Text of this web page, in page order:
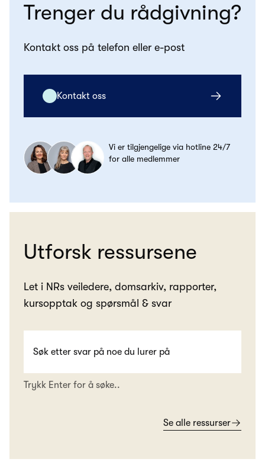
Trenger du rådgivning?
Kontakt oss på telefon eller e-post
Kontakt oss
Vi er tilgjengelige via hotline 24/7
for alle medlemmer
Utforsk ressursene
Let i NRs veiledere, domsarkiv, rapporter,
kursopptak og spørsmål & svar
Trykk Enter for å søke..
Se alle ressurser